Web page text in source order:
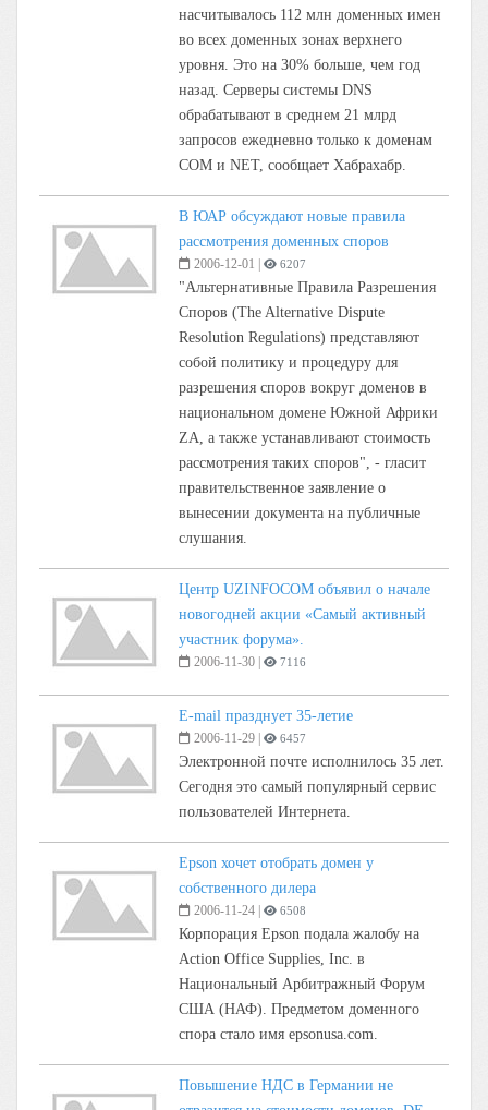
насчитывалось 112 млн доменных имен
во всех доменных зонах верхнего
уровня. Это на 30% больше, чем год
назад. Серверы системы DNS
обрабатывают в среднем 21 млрд
запросов ежедневно только к доменам
COM и NET, сообщает Хабрахабр.
В ЮАР обсуждают новые правила
рассмотрения доменных споров
2006-12-01 6207
"Альтернативные Правила Разрешения
Споров (The Alternative Dispute
Resolution Regulations) представляют
собой политику и процедуру для
разрешения споров вокруг доменов в
национальном домене Южной Африки
ZA, а также устанавливают стоимость
рассмотрения таких споров", - гласит
правительственное заявление о
вынесении документа на публичные
слушания.
Центр UZINFOCOM объявил о начале
новогодней акции «Самый активный
участник форума».
2006-11-30 7116
E-mail празднует 35-летие
2006-11-29 6457
Электронной почте исполнилось 35 лет.
Сегодня это самый популярный сервис
пользователей Интернета.
Epson хочет отобрать домен у
собственного дилера
2006-11-24 6508
Корпорация Epson подала жалобу на
Action Office Supplies, Inc. в
Национальный Арбитражный Форум
США (НАФ). Предметом доменного
спора стало имя epsonusa.com.
Повышение НДС в Германии не